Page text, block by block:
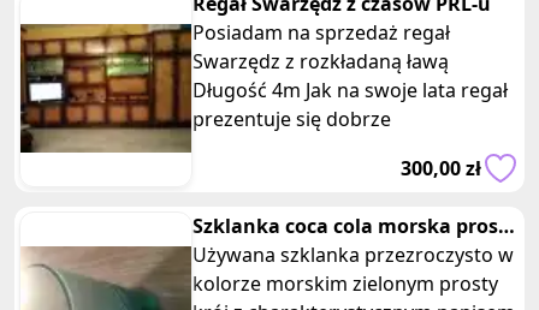
Posiadam na sprzedaż regał
Swarzędz z rozkładaną ławą
Długość 4m Jak na swoje lata regał
prezentuje się dobrze
300,00 zł
Szklanka coca cola morska prosta
Mcdonalds 2017
Używana szklanka przezroczysto w
kolorze morskim zielonym prosty